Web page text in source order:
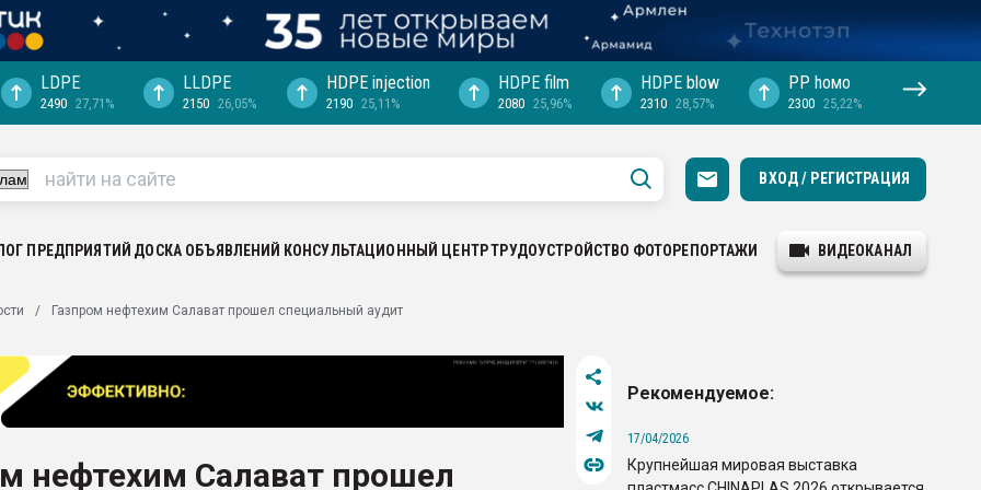
выходит на
рынке
LDPE
2490 27,71%
LLDPE
2150 26,05%
HDPE injection
2190 25,11%
HDPE film
2080 25,96%
HDPE blow
2310 28,57%
PP hомо
2300 25,22%
ВХОД / РЕГИСТРАЦИЯ
ПРЕДПРИЯТИЙ ДОСКА ОБЪЯВЛЕНИЙ КОНСУЛЬТАЦИОННЫЙ ЦЕНТРТРУДОУСТРОЙСТВО ФОТОРЕПОРТАЖИ ВИДЕОКАНАЛ
Газпром нефтехим Салават прошел специальный аудит
нефтехим Салават прошел
Рекомендуемое:
17/04/2026
Крупнейшая мировая выставка